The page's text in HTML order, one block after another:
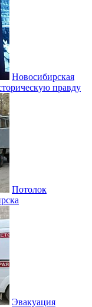
Новосибирская
правду
Потолок
Эвакуация